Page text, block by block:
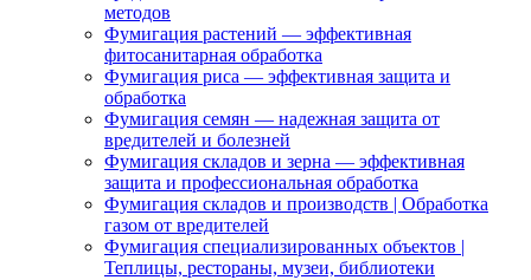
методов
Фумигация растений — эффективная
фитосанитарная обработка
Фумигация риса — эффективная защита и
обработка
Фумигация семян — надежная защита от
вредителей и болезней
Фумигация складов и зерна — эффективная
защита и профессиональная обработка
Фумигация складов и производств | Обработка
газом от вредителей
Фумигация специализированных объектов |
Теплицы, рестораны, музеи, библиотеки